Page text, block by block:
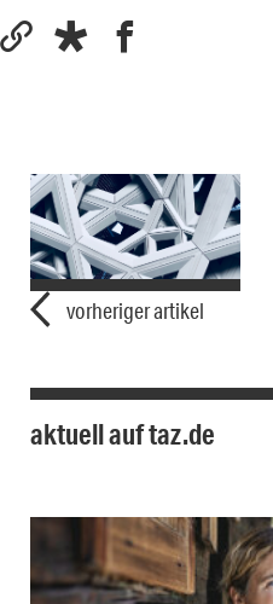
vorheriger artikel
aktuell auf taz.de